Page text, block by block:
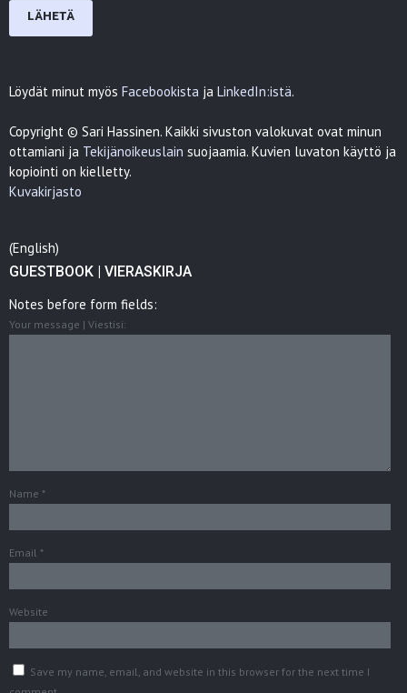
Löydät minut myös Facebookista ja LinkedIn:istä.
Copyright © Sari Hassinen. Kaikki sivuston valokuvat ovat minun
ottamiani ja Tekijänoikeuslain suojaamia. Kuvien luvaton käyttö ja
kopiointi on kielletty.
Kuvakirjasto
(English)
GUESTBOOK | VIERASKIRJA
Notes before form fields:
Your message | Viestisi:
Name *
Email *
Website
Save my name, email, and website in this browser for the next time I